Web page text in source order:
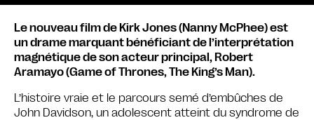
Le nouveau film de Kirk Jones (Nanny McPhee) est
un drame marquant bénéficiant de l’interprétation
magnétique de son acteur principal, Robert
Aramayo (Game of Thrones, The King’s Man).
L’histoire vraie et le parcours semé d’embûches de
John Davidson, un adolescent atteint du syndrome de